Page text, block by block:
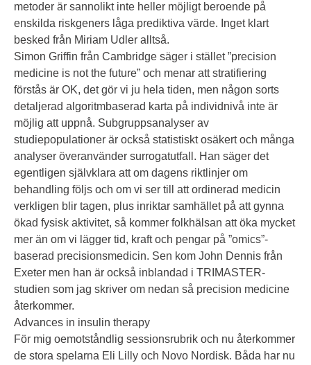
metoder är sannolikt inte heller möjligt beroende på
enskilda riskgeners låga prediktiva värde. Inget klart
besked från Miriam Udler alltså.
Simon Griffin från Cambridge säger i stället ”precision
medicine is not the future” och menar att stratifiering
förstås är OK, det gör vi ju hela tiden, men någon sorts
detaljerad algoritmbaserad karta på individnivå inte är
möjlig att uppnå. Subgruppsanalyser av
studiepopulationer är också statistiskt osäkert och många
analyser överanvänder surrogatutfall. Han säger det
egentligen självklara att om dagens riktlinjer om
behandling följs och om vi ser till att ordinerad medicin
verkligen blir tagen, plus inriktar samhället på att gynna
ökad fysisk aktivitet, så kommer folkhälsan att öka mycket
mer än om vi lägger tid, kraft och pengar på ”omics”-
baserad precisionsmedicin. Sen kom John Dennis från
Exeter men han är också inblandad i TRIMASTER-
studien som jag skriver om nedan så precision medicine
återkommer.
Advances in insulin therapy
För mig oemotståndlig sessionsrubrik och nu återkommer
de stora spelarna Eli Lilly och Novo Nordisk. Båda har nu